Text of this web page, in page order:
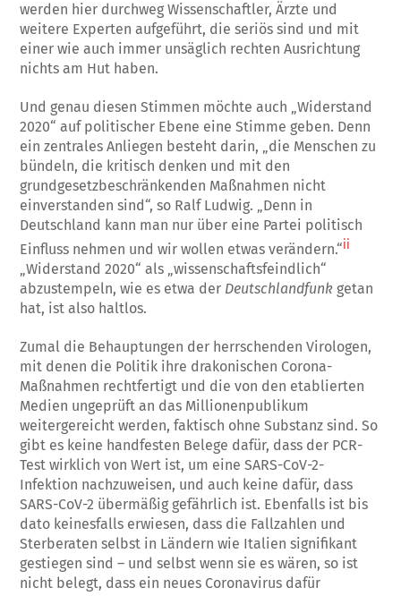
werden hier durchweg Wissenschaftler, Ärzte und
weitere Experten aufgeführt, die seriös sind und mit
einer wie auch immer unsäglich rechten Ausrichtung
nichts am Hut haben.
Und genau diesen Stimmen möchte auch „Widerstand
2020“ auf politischer Ebene eine Stimme geben. Denn
ein zentrales Anliegen besteht darin, „die Menschen zu
bündeln, die kritisch denken und mit den
grundgesetzbeschränkenden Maßnahmen nicht
einverstanden sind“, so Ralf Ludwig. „Denn in
Deutschland kann man nur über eine Partei politisch
Einfluss nehmen und wir wollen etwas verändern.“ii
„Widerstand 2020“ als „wissenschaftsfeindlich“
abzustempeln, wie es etwa der Deutschlandfunk getan
hat, ist also haltlos.
Zumal die Behauptungen der herrschenden Virologen,
mit denen die Politik ihre drakonischen Corona-
Maßnahmen rechtfertigt und die von den etablierten
Medien ungeprüft an das Millionenpublikum
weitergereicht werden, faktisch ohne Substanz sind. So
gibt es keine handfesten Belege dafür, dass der PCR-
Test wirklich von Wert ist, um eine SARS-CoV-2-
Infektion nachzuweisen, und auch keine dafür, dass
SARS-CoV-2 übermäßig gefährlich ist. Ebenfalls ist bis
dato keinesfalls erwiesen, dass die Fallzahlen und
Sterberaten selbst in Ländern wie Italien signifikant
gestiegen sind – und selbst wenn sie es wären, so ist
nicht belegt, dass ein neues Coronavirus dafür